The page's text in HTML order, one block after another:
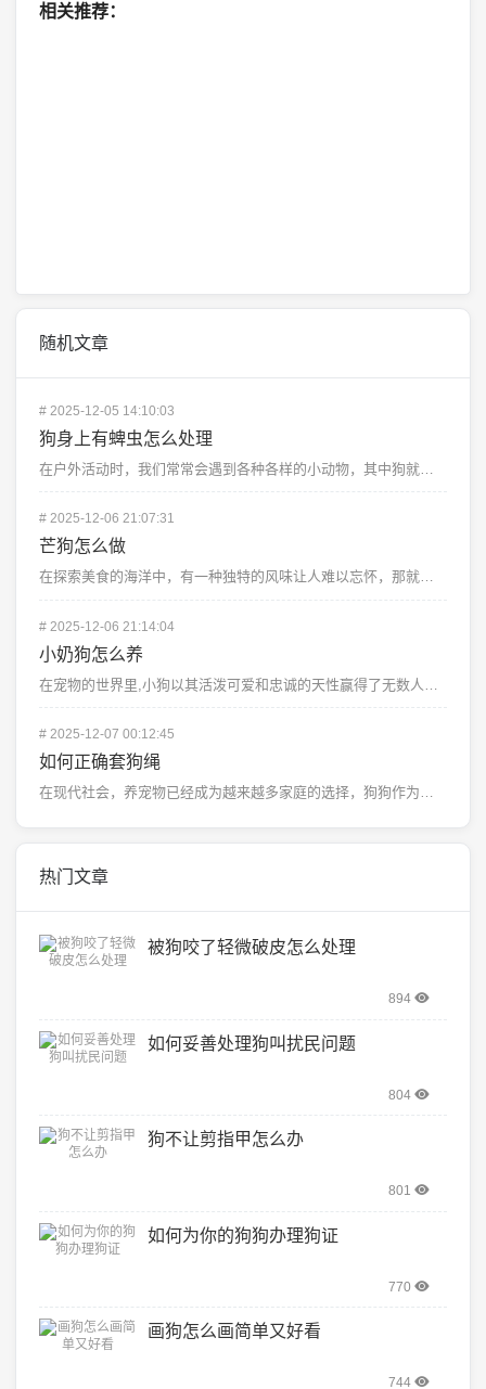
相关推荐：
随机文章
# 2025-12-05 14:10:03
狗身上有蜱虫怎么处理
在户外活动时，我们常常会遇到各种各样的小动物，其中狗就是最常见的一种，有时候我们的狗狗可能会被蜱虫叮...
# 2025-12-06 21:07:31
芒狗怎么做
在探索美食的海洋中，有一种独特的风味让人难以忘怀，那就是来自东南亚的美味——芒狗，这种看似普通却蕴含...
# 2025-12-06 21:14:04
小奶狗怎么养
# 2025-12-07 00:12:45
如何正确套狗绳
在现代社会，养宠物已经成为越来越多家庭的选择，狗狗作为忠诚的伴侣，给人们带来了无尽的欢乐和陪伴，如何...
热门文章
被狗咬了轻微破皮怎么处理
894
如何妥善处理狗叫扰民问题
804
狗不让剪指甲怎么办
801
如何为你的狗狗办理狗证
770
画狗怎么画简单又好看
744